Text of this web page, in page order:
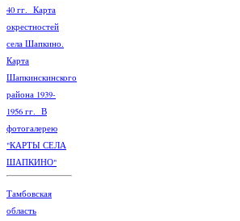
40 гг. Карта
окрестностей
села Шапкино.
Карта
Шапкинскинского
района 1939-
1956 гг. В
фотогалерею
"КАРТЫ СЕЛА
ШАПКИНО"
Тамбовская
область